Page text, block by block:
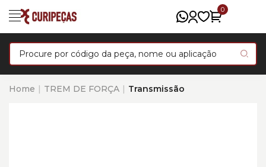
0
Home TREM DE FORÇA Transmissão